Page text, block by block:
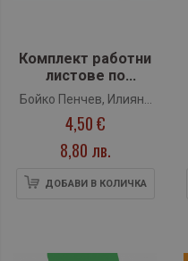
Комплект работни
листове по
литература за 11.
клас (Булвест 2000)
Бойко Пенчев, Илияна
Кръстева
4,50 €
8,80 лв.
ДОБАВИ В КОЛИЧКА